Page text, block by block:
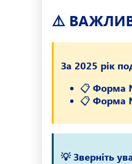
⚠️
За 2025 рік
📋 Форма
📋 Форма
💡 Зверніть